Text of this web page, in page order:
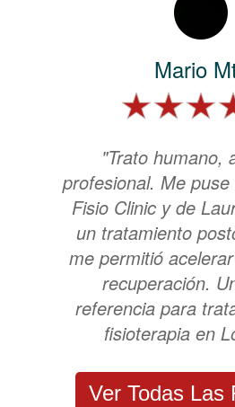
Mario
"Trato humano,
profesional. Me
Fisio Clinic y de
un tratamiento
me permitió
recuperación.
referencia para
fisioterapia en
Ver Todas Las